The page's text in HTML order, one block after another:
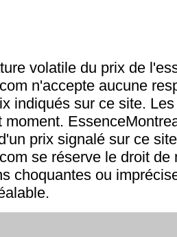
volatile du prix de
n'accepte aucune
indiqués sur ce site.
moment.
prix signalé sur ce
se réserve le droit de
choquantes ou